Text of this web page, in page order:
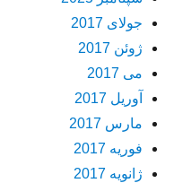
جولای 2017
ژوئن 2017
می 2017
آوریل 2017
مارس 2017
فوریه 2017
ژانویه 2017